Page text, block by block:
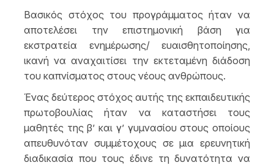
Βασικός στόχος του προγράμματος ήταν να
αποτελέσει την επιστημονική βάση για
εκστρατεία ενημέρωσης/ ευαισθητοποίησης,
ικανή να αναχαιτίσει την εκτεταμένη διάδοση
του καπνίσματος στους νέους ανθρώπους.
Ένας δεύτερος στόχος αυτής της εκπαιδευτικής
πρωτοβουλίας ήταν να καταστήσει τους
μαθητές της β’ και γ’ γυμνασίου στους οποίους
απευθυνόταν συμμέτοχους σε μια ερευνητική
διαδικασία που τους έδινε τη δυνατότητα να